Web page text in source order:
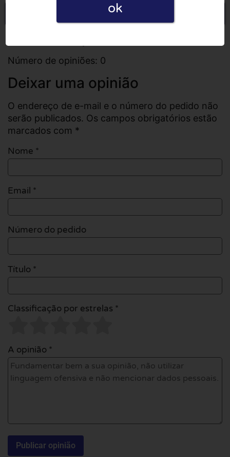
Escrever uma opinião
Número de opiniões: 0
Deixar uma opinião
O endereço de e-mail e o número do pedido não
serão publicados. Os campos obrigatórios estão
marcados com *
Nome *
Email *
Número do pedido
Título *
Classificação por estrelas *
A opinião *
ok